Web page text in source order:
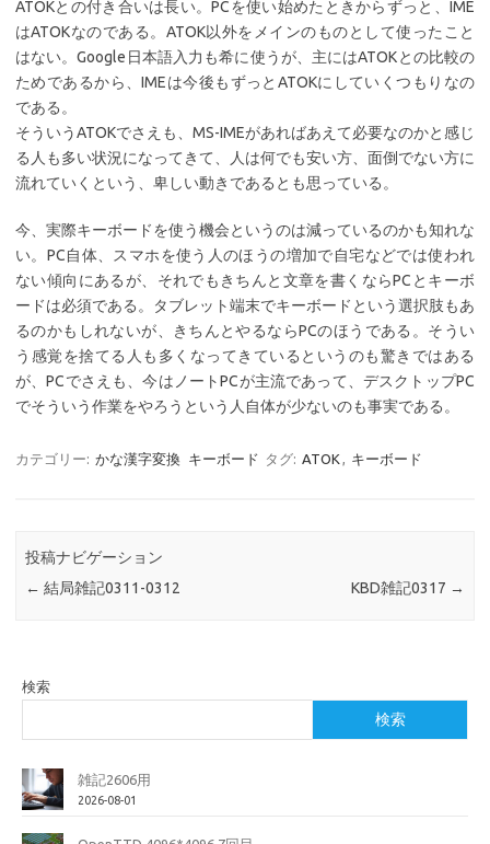
ATOKとの付き合いは長い。PCを使い始めたときからずっと、IME
はATOKなのである。ATOK以外をメインのものとして使ったこと
はない。Google日本語入力も希に使うが、主にはATOKとの比較の
ためであるから、IMEは今後もずっとATOKにしていくつもりなの
である。
そういうATOKでさえも、MS-IMEがあればあえて必要なのかと感じ
る人も多い状況になってきて、人は何でも安い方、面倒でない方に
流れていくという、卑しい動きであるとも思っている。
今、実際キーボードを使う機会というのは減っているのかも知れな
い。PC自体、スマホを使う人のほうの増加で自宅などでは使われ
ない傾向にあるが、それでもきちんと文章を書くならPCとキーボ
ードは必須である。タブレット端末でキーボードという選択肢もあ
るのかもしれないが、きちんとやるならPCのほうである。そうい
う感覚を捨てる人も多くなってきているというのも驚きではある
が、PCでさえも、今はノートPCが主流であって、デスクトップPC
でそういう作業をやろうという人自体が少ないのも事実である。
カテゴリー: かな漢字変換 キーボード タグ: ATOK , キーボード
投稿ナビゲーション
← 結局雑記0311-0312 KBD雑記0317 →
検索
検索
雑記2606用
2026-08-01